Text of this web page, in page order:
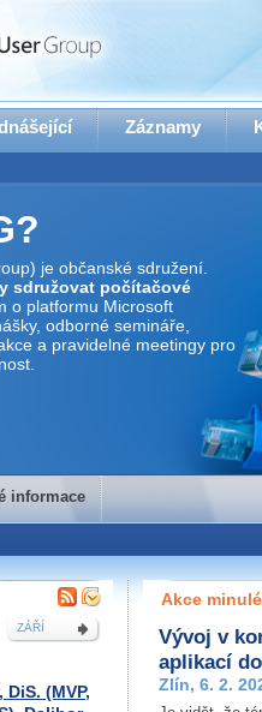
Záznamy
je občanské sdružení.
sdružovat počítačové
o platformu Microsoft
odborné semináře,
a pravidelné meetingy pro
je zcela zdarma. Na WUGu
se domluvit s organizátory
informace
ZÁŘÍ
(MVP,
Akce minulé
Vývoj v
aplikací
Zlín, 6. 2.